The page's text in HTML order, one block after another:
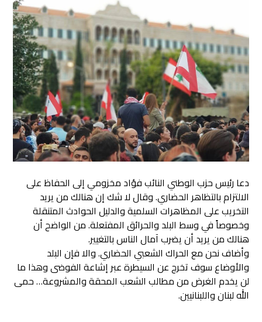
دعا رئيس حزب الوطني النائب فؤاد مخزومي إلى الحفاظ على
الالتزام بالتظاهر الحضاري. وقال لا شك إن هنالك من يريد
التخريب على المظاهرات السلمية والدليل الحوادث المتنقلة
وخصوصاً في وسط البلد والحرائق المفتعلة. من الواضح أن
هنالك من يريد أن يضرب آمال الناس بالتغيير.
وأضاف نحن مع الحراك الشعبي الحضاري. والا فإن البلد
والأوضاع سوف تخرج عن السيطرة عبر إشاعة الفوضى وهذا ما
لن يخدم الغرض من مطالب الشعب المحقة والمشروعة… حمى
الله لبنان واللبنانيين.